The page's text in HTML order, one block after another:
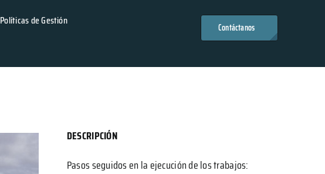
Políticas de Gestión
Contáctanos
DESCRIPCIÓN
Pasos seguidos en la ejecución de los trabajos: